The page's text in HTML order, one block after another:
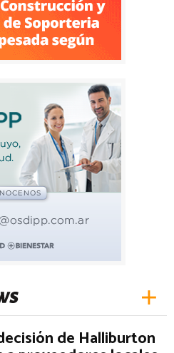
de Halliburton